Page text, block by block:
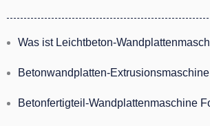
Was ist Leichtbeton-
Betonwandplatten-
Betonfertigteil-Wandplattenmaschine